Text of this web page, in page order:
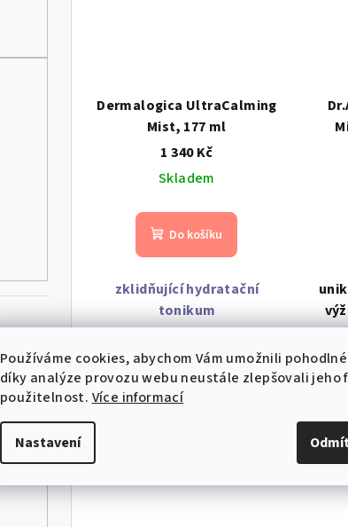
Používáme cookies, abychom Vám umožnili
díky analýze provozu webu neustále zlepšovali jeho
použitelnost. Více informací
Nastavení
Dermalogica UltraCalming
Mist, 177 ml
1 340 Kč
Skladem
Do košíku
zklidňující hydratační
tonikum